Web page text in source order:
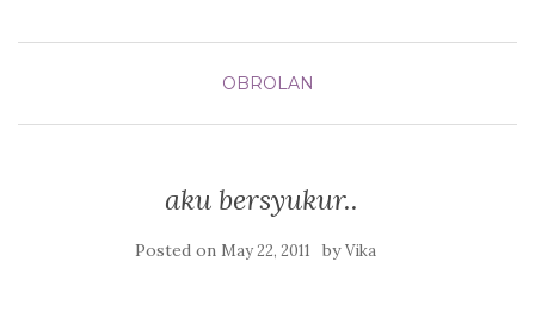
OBROLAN
aku bersyukur..
Posted on May 22, 2011 byVika